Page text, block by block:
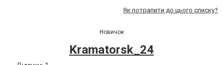
Як потрапити до цього списку?
Новичок
Kramatorsk_24